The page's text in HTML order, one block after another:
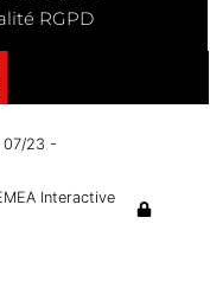
RGPD
07/23 -
Interactive